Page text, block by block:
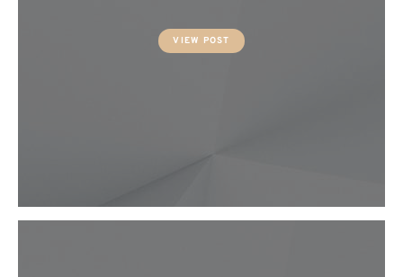
VIEW POST